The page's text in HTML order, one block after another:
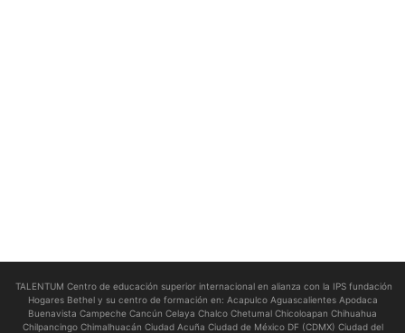
TALENTUM Centro de educación superior internacional en alianza con la IPS fundación
Hogares Bethel y su centro de formación en: Acapulco Aguascalientes Apodaca
Buenavista Campeche Cancún Celaya Chalco Chetumal Chicoloapan Chihuahua
Chilpancingo Chimalhuacán Ciudad Acuña Ciudad de México DF (CDMX) Ciudad del